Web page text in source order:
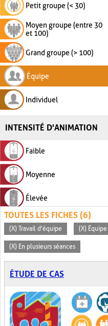
Petit groupe (< 30)
Moyen groupe (entre 30
et 100)
Grand groupe (> 100)
Équipe
Individuel
INTENSITÉ D'ANIMATION
Faible
Moyenne
Élevée
TOUTES LES FICHES (6)
(X) Travail d'équipe (X) Équipe
(X) En plusieurs séances
ÉTUDE DE CAS